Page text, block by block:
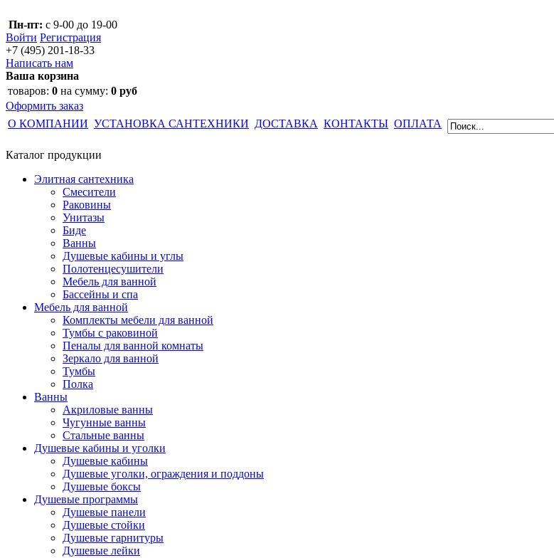
Пн-пт: с 9-00 до 19-00
Войти Регистрация
+7 (495) 201-18-33
Написать нам
Ваша корзина
товаров: 0 на сумму: 0 руб
Оформить заказ
О КОМПАНИИ УСТАНОВКА САНТЕХНИКИ ДОСТАВКА КОНТАКТЫ ОПЛАТА
Каталог продукции
Элитная сантехника
Смесители
Раковины
Унитазы
Биде
Ванны
Душевые кабины и углы
Полотенцесушители
Мебель для ванной
Бассейны и спа
Мебель для ванной
Комплекты мебели для ванной
Тумбы с раковиной
Пеналы для ванной комнаты
Зеркало для ванной
Тумбы
Полка
Ванны
Акриловые ванны
Чугунные ванны
Стальные ванны
Душевые кабины и уголки
Душевые кабины
Душевые уголки, ограждения и поддоны
Душевые боксы
Душевые программы
Душевые панели
Душевые стойки
Душевые гарнитуры
Душевые лейки